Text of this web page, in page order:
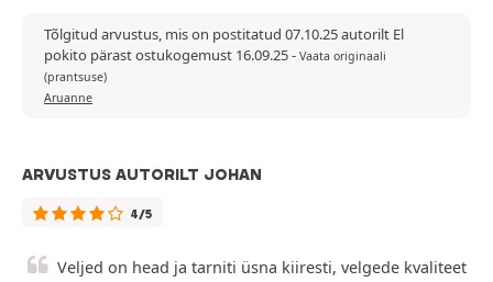
Tõlgitud arvustus, mis on postitatud 07.10.25 autorilt El
pokito pärast ostukogemust 16.09.25- Vaata originaali
(prantsuse)
Aruanne
ARVUSTUS AUTORILT JOHAN
4/5
Veljed on head ja tarniti üsna kiiresti, velgede kvaliteet